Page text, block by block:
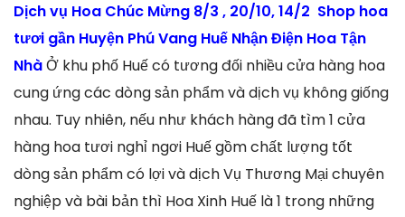
Dịch vụ Hoa Chúc Mừng 8/3 , 20/10, 14/2 Shop hoa
tươi gần Huyện Phú Vang Huế Nhận Điện Hoa Tận
NhàỞ khu phố Huế có tương đối nhiều cửa hàng hoa
cung ứng các dòng sản phẩm và dịch vụ không giống
nhau. Tuy nhiên, nếu như khách hàng đã tìm 1 cửa
hàng hoa tươi nghỉ ngơi Huế gồm chất lượng tốt
dòng sản phẩm có lợi và dịch Vụ Thương Mại chuyên
nghiệp và bài bản thì Hoa Xinh Huế là 1 trong những